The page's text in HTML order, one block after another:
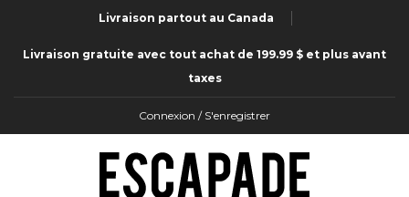
Livraison partout au Canada
Livraison gratuite avec tout achat de 199.99 $ et plus avant
taxes
Connexion / S'enregistrer